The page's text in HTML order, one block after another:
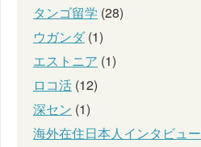
タンゴ留学 (28)
ウガンダ(1)
エストニア (1)
ロコ活 (12)
深セン (1)
海外在住日本人インタビュー